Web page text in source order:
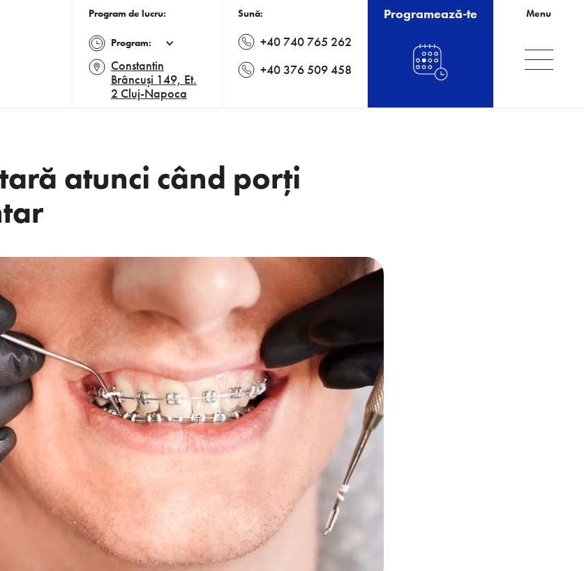
Program de lucru:
Program:
Constantin
Brâncuși 149, Et.
2 Cluj-Napoca
Sună:
+40 740 765 262
+40 376 509 458
Programează-te Menu
atunci când porți